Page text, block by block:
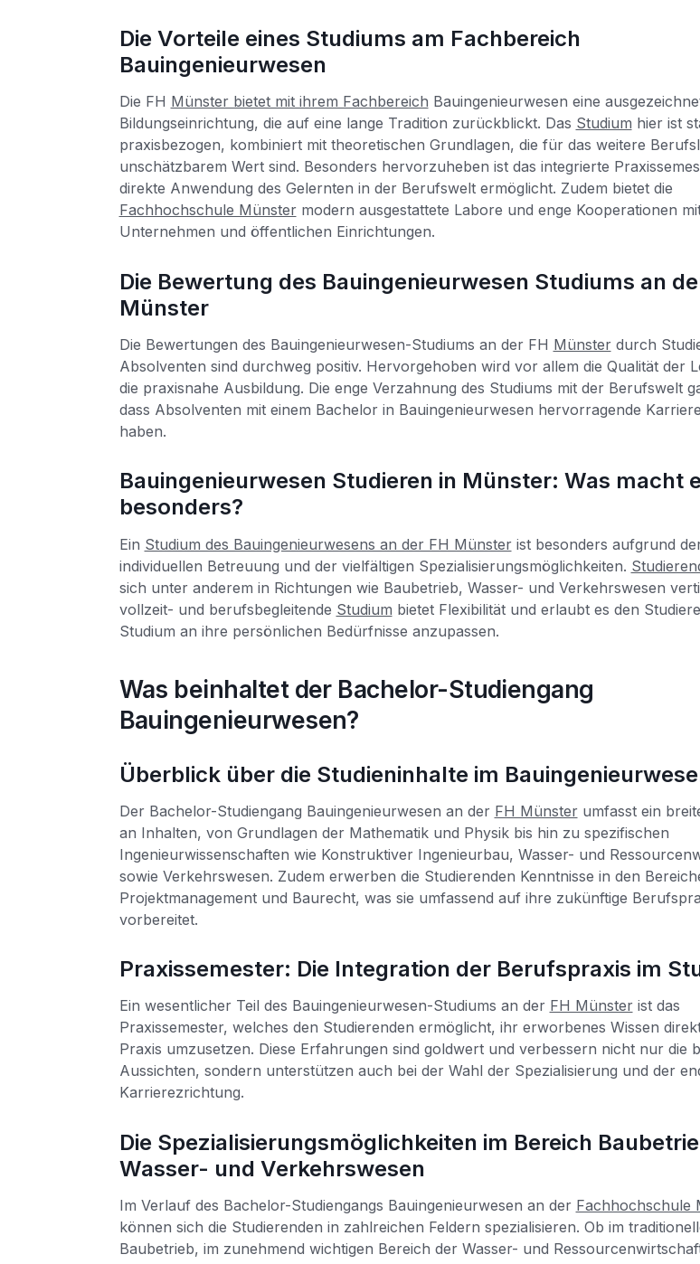
Die Vorteile eines Studiums am Fachbereich
Bauingenieurwesen
Die FH Münster bietet mit ihrem Fachbereich Bauingenieurwesen eine
Bildungseinrichtung, die auf eine lange Tradition zurückblickt. Das Studium hier ist
praxisbezogen, kombiniert mit theoretischen Grundlagen, die für das weitere
unschätzbarem Wert sind. Besonders hervorzuheben ist das integrierte
direkte Anwendung des Gelernten in der Berufswelt ermöglicht. Zudem bietet die
Fachhochschule Münstermodern ausgestattete Labore und enge Kooperationen
Unternehmen und öffentlichen Einrichtungen.
Die Bewertung des Bauingenieurwesen Studiums an
Münster
Die Bewertungen des Bauingenieurwesen-Studiums an der FH Münsterdurch
Absolventen sind durchweg positiv. Hervorgehoben wird vor allem die Qualität der
die praxisnahe Ausbildung. Die enge Verzahnung des Studiums mit der Berufswelt
dass Absolventen mit einem Bachelor in Bauingenieurwesen hervorragende
haben.
Bauingenieurwesen Studieren in Münster: Was macht
besonders?
Ein Studium des Bauingenieurwesens an der FH Münsterist besonders aufgrund
individuellen Betreuung und der vielfältigen Spezialisierungsmöglichkeiten.
sich unter anderem in Richtungen wie Baubetrieb, Wasser- und Verkehrswesen
vollzeit- und berufsbegleitende Studium bietet Flexibilität und erlaubt es den
Studium an ihre persönlichen Bedürfnisse anzupassen.
Was beinhaltet der Bachelor-Studiengang
Bauingenieurwesen?
Überblick über die Studieninhalte im
Der Bachelor-Studiengang Bauingenieurwesen an der FH Münsterumfasst ein
an Inhalten, von Grundlagen der Mathematik und Physik bis hin zu spezifischen
Ingenieurwissenschaften wie Konstruktiver Ingenieurbau, Wasser- und
sowie Verkehrswesen. Zudem erwerben die Studierenden Kenntnisse in den
Projektmanagement und Baurecht, was sie umfassend auf ihre zukünftige
vorbereitet.
Praxissemester: Die Integration der Berufspraxis im
Ein wesentlicher Teil des Bauingenieurwesen-Studiums an der FH Münsterist das
Praxissemester, welches den Studierenden ermöglicht, ihr erworbenes Wissen
Praxis umzusetzen. Diese Erfahrungen sind goldwert und verbessern nicht nur die
Aussichten, sondern unterstützen auch bei der Wahl der Spezialisierung und der
Karrierezrichtung.
Die Spezialisierungsmöglichkeiten im Bereich
Wasser- und Verkehrswesen
Im Verlauf des Bachelor-Studiengangs Bauingenieurwesen an der Fachhochschule
können sich die Studierenden in zahlreichen Feldern spezialisieren. Ob im
Baubetrieb, im zunehmend wichtigen Bereich der Wasser- und